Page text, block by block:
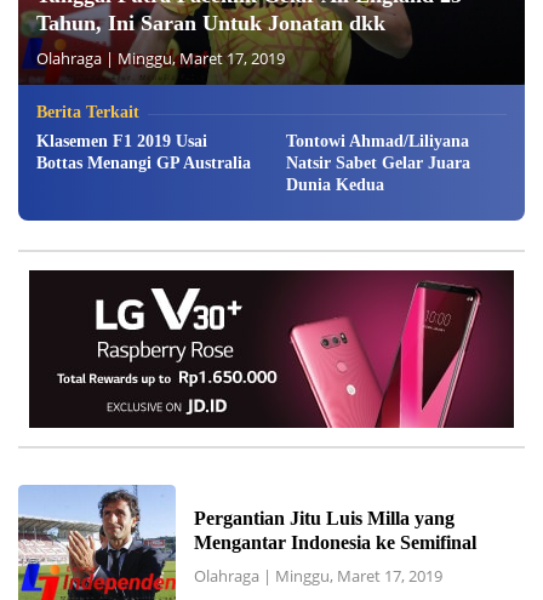
Tahun, Ini Saran Untuk Jonatan dkk
Olahraga| Minggu, Maret 17, 2019
Berita Terkait
Klasemen F1 2019 Usai
Bottas Menangi GP Australia
Tontowi Ahmad/Liliyana
Natsir Sabet Gelar Juara
Dunia Kedua
Pergantian Jitu Luis Milla yang
Mengantar Indonesia ke Semifinal
Olahraga | Minggu, Maret 17, 2019